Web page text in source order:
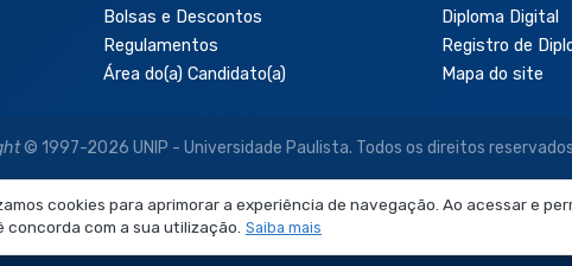
cookies para aprimorar a experiência de navegação. Ao acessar e
concorda com a sua utilização. Saiba mais
Bolsas e Descontos
Regulamentos
Área do(a) Candidato(a)
Diploma Digital
Registro de
Mapa do site
© 1997-2026 UNIP - Universidade Paulista. Todos os direitos
disponibilizadas neste site são de uso exclusivo institucional do
É proibida a reprodução, utilização, edição ou compartilhamento